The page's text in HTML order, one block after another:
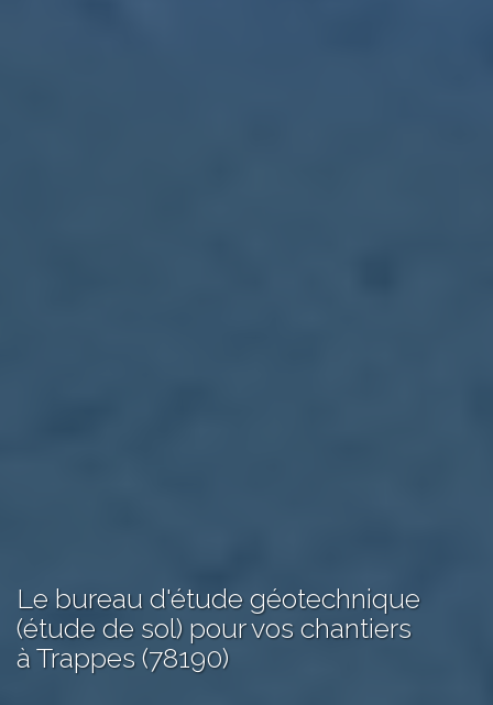
Le bureau d'étude géotechnique
(étude de sol) pour vos chantiers
à Trappes (78190)